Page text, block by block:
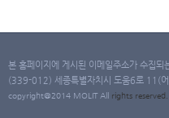
본 홈페이지에 게시된 이메일주소가 수집
(339-012) 세종특별자치시 도움6로 11(
copyright@2014 MOLIT All rights reserved.